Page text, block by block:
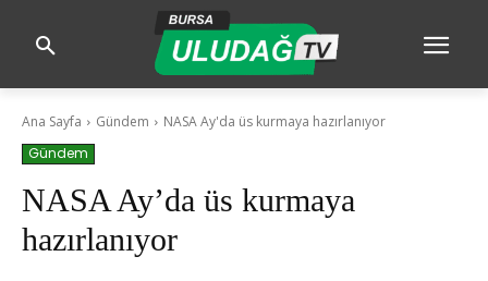
Ana Sayfa Gündem
NASA Ay'da üs kurmaya hazırlanıyor
Gündem
NASA Ay’da üs kurmaya
hazırlanıyor